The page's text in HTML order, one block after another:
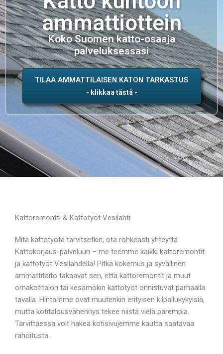
ammattiottein
Koko Suomen katto-osaaja
palveluksessasi
TILAA AMMATTILAISEN KATON TARKASTUS
Kattoremontti & Kattotyöt Vesilahti
Mitä kattotyötä tarvitsetkin, ota rohkeasti yhteyttä
Kattokorjaus-palveluun – me teemme kaikki kattoremontit
ja kattotyöt Vesilahdella! Pitkä kokemus ja syvällinen
ammattitaito takaavat sen, että kattoremontit ja muut
omakotitalon tai kesämökin kattotyöt onnistuvat parhaalla
tavalla. Hintamme ovat muutenkin erityisen kilpailukykyisiä,
mutta kotitalousvähennys tekee niistä vielä parempia.
Tarvittaessa voit hakea kotisivujemme kautta saatavaa
rahoitusta.